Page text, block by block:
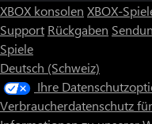
XBOX konsolen XBOX-
Support Rückgaben
Spiele
Deutsch (Schweiz)
Ihre
Verbraucherdatenschutz